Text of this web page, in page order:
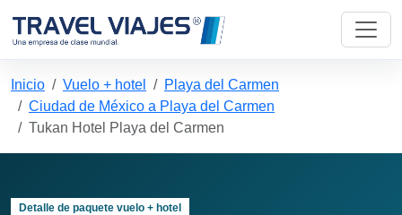
Inicio Vuelo + hotel
Playa del Carmen
Ciudad de México a Playa del Carmen
Tukan Hotel Playa del Carmen
Detalle de paquete vuelo + hotel